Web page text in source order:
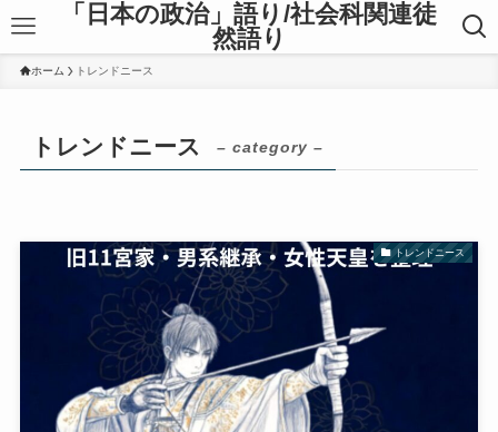
「日本の政治」語り/社会科関連徒
然語り
ホーム トレンドニース
トレンドニース – category –
トレンドニース